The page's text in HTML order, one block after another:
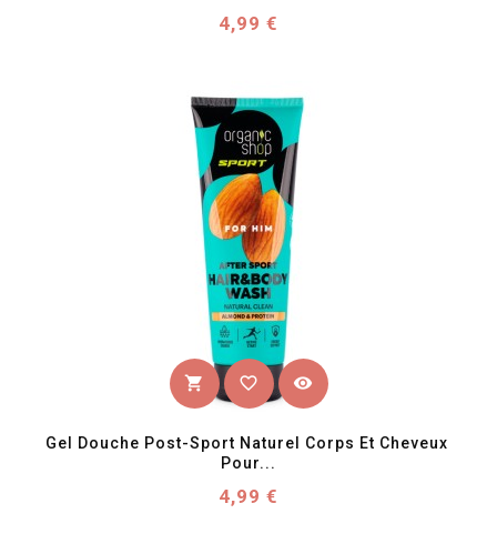
Prix
4,99 €
shopping_cart favorite_border visibility
Gel Douche Post-Sport Naturel Corps Et Cheveux
Pour...
Prix
4,99 €